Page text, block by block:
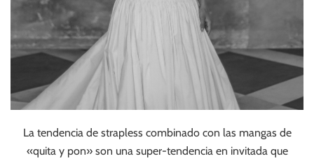
La tendencia de strapless combinado con las mangas de
«quita y pon» son una super-tendencia en invitada que